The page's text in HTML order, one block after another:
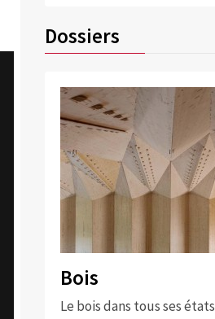
Dossiers
Bois
Le bois dans tous ses états